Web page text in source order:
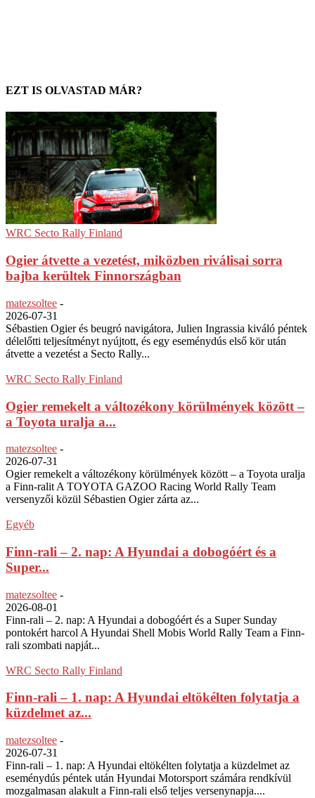
EZT IS OLVASTAD MÁR?
WRC Secto Rally Finland
Ogier átvette a vezetést, miközben riválisai sorra
bajba kerültek Finnországban
matezsoltee -
2026-07-31
Sébastien Ogier és beugró navigátora, Julien Ingrassia kiváló péntek
délelőtti teljesítményt nyújtott, és egy eseménydús első kör után
átvette a vezetést a Secto Rally...
WRC Secto Rally Finland
Ogier remekelt a változékony körülmények között –
a Toyota uralja a...
matezsoltee -
2026-07-31
Ogier remekelt a változékony körülmények között – a Toyota uralja
a Finn-ralit A TOYOTA GAZOO Racing World Rally Team
versenyzői közül Sébastien Ogier zárta az...
Egyéb
Finn-rali – 2. nap: A Hyundai a dobogóért és a
Super...
matezsoltee -
2026-08-01
Finn-rali – 2. nap: A Hyundai a dobogóért és a Super Sunday
pontokért harcol A Hyundai Shell Mobis World Rally Team a Finn-
rali szombati napját...
WRC Secto Rally Finland
Finn-rali – 1. nap: A Hyundai eltökélten folytatja a
küzdelmet az...
matezsoltee -
2026-07-31
Finn-rali – 1. nap: A Hyundai eltökélten folytatja a küzdelmet az
eseménydús péntek után Hyundai Motorsport számára rendkívül
mozgalmasan alakult a Finn-rali első teljes versenynapja....